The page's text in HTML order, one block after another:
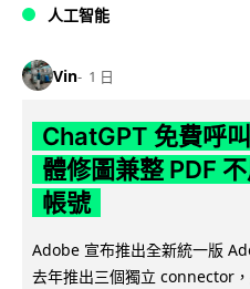
人工智能
Vin 1 日
ChatGPT 免費呼
體修圖兼整 PDF
帳號
Adobe 宣布推出全新統一版
去年推出三個獨立 connector